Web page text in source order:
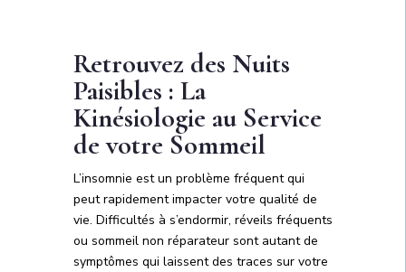
Retrouvez des Nuits
Paisibles : La
Kinésiologie au Service
de votre Sommeil
L’insomnie est un problème fréquent qui
peut rapidement impacter votre qualité de
vie. Difficultés à s’endormir, réveils fréquents
ou sommeil non réparateur sont autant de
symptômes qui laissent des traces sur votre